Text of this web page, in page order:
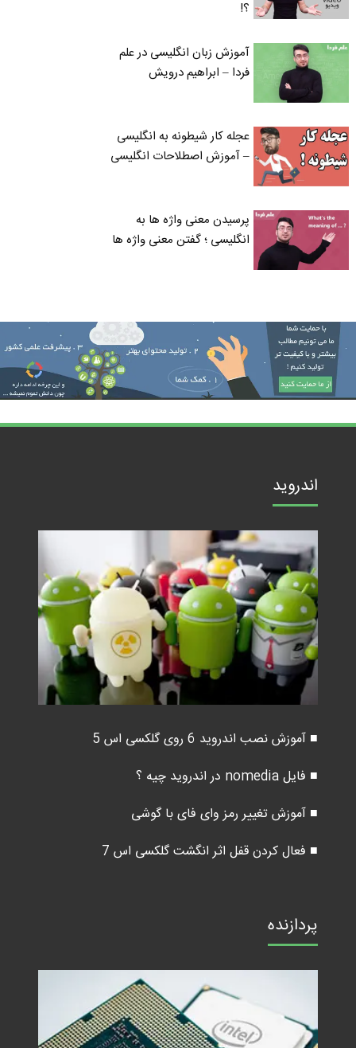
؟!
آموزش زبان انگلیسی در علم
فردا – ابراهیم درویش
عجله کار شیطونه به انگلیسی
– آموزش اصطلاحات انگلیسی
پرسیدن معنی واژه ها به
انگلیسی ؛ گفتن معنی واژه ها
اندروید
■ آموزش نصب اندروید 6 روی گلکسی اس 5
■ فایل nomedia در اندروید چیه ؟
■ آموزش تغییر رمز وای فای با گوشی
■ فعال کردن قفل اثر انگشت گلکسی اس 7
پردازنده